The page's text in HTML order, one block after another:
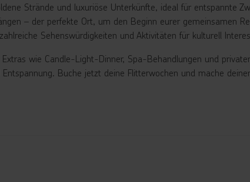
Strände und luxuriöse Unterkünfte, ideal für entspannte
– der perfekte Ort, um den Beginn eurer gemeinsamen
Sehenswürdigkeiten und Aktivitäten für kulturell
wie Candle-Light-Dinner, Spa-Behandlungen und
Buche jetzt deine Flitterwochen und mache